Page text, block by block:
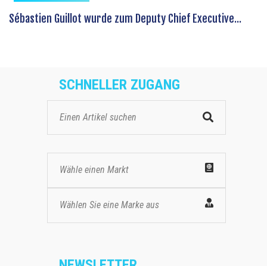
Sébastien Guillot wurde zum Deputy Chief Executive...
SCHNELLER ZUGANG
Wähle einen Markt
Wählen Sie eine Marke aus